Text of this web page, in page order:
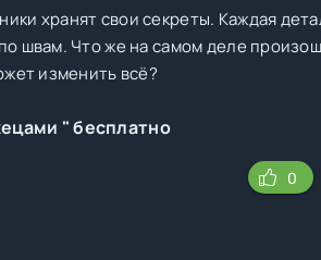
хранят свои секреты. Каждая
швам. Что же на самом деле
изменить всё?
" бесплатно
0